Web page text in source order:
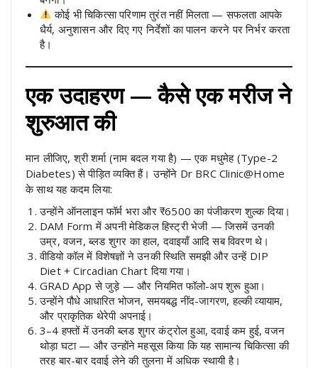
कोई भी चिकित्सा परिणाम तुरंत नहीं मिलता — सफलता आपके
धैर्य, अनुशासन और दिए गए निर्देशों का पालन करने पर निर्भर करता
है।
एक उदाहरण — कैसे एक मरीज ने
शुरुआत की
मान लीजिए, श्री शर्मा (नाम बदल गया है) — एक मधुमेह (Type-2
Diabetes) से पीड़ित व्यक्ति हैं। उन्होंने Dr BRC Clinic@Home
के साथ यह कदम लिया:
उन्होंने ऑनलाइन फॉर्म भरा और ₹6500 का पंजीकरण शुल्क दिया।
DAM Form में अपनी मेडिकल हिस्ट्री भेजी — जिसमें उनकी
उम्र, वजन, ब्लड शुगर का हाल, दवाइयाँ आदि सब विवरण थे।
वीडियो कॉल में विशेषज्ञों ने उनकी स्थिति समझी और उन्हें DIP
Diet + Circadian Chart दिया गया।
GRAD App से जुड़े — और नियमित फॉलो-अप शुरू हुआ।
उन्होंने पौधे आधारित भोजन, समयबद्ध नींद-जागरण, हल्की व्यायाम,
और प्राकृतिक थेरेपी अपनाई।
3–4 हफ्तों में उनकी ब्लड शुगर कंट्रोल हुआ, दवाई कम हुई, वजन
थोड़ा घटा — और उन्होंने महसूस किया कि यह सामान्य चिकित्सा की
तरह बार-बार दवाई लेने की तुलना में अधिक स्थायी है।